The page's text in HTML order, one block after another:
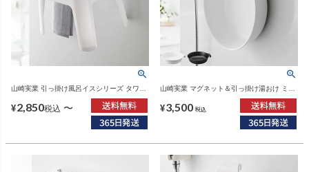
山崎実業 引っ掛け風呂イスシリーズ タワー
tower SH13 SH25 SH30 | バスグッズ・タ
ワーシリーズ
¥2,850税込 〜
山崎実業 マグネット＆引っ掛け湯おけ ミス
ト L MIST | バスグッズ・風呂おけ
¥3,500 税込